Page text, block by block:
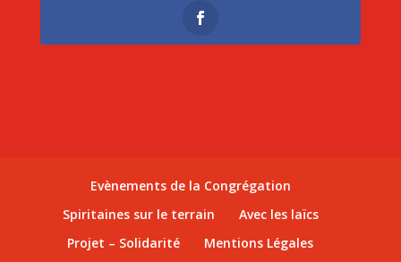
Evènements de la Congrégation
Spiritaines sur le terrain
Avec les laïcs
Projet – Solidarité
Mentions Légales